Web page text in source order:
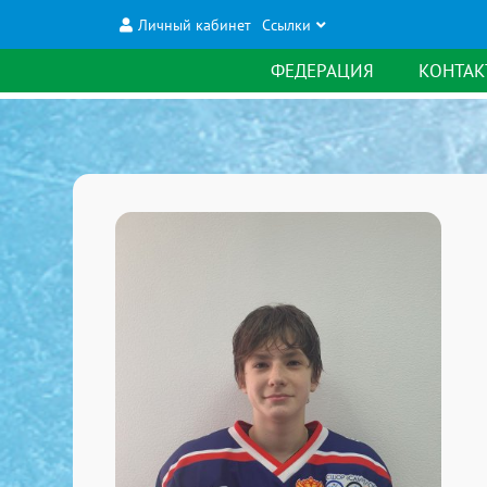
Личный кабинет Ссылки
ФЕДЕРАЦИЯ